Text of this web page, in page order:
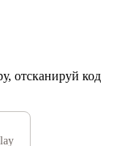
отсканируй код